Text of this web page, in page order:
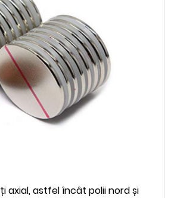
axial, astfel încât polii nord și